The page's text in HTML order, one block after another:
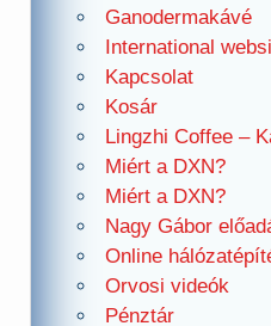
Ganodermakávé
International
Kapcsolat
Kosár
Lingzhi Coffee –
Miért a DXN?
Miért a DXN?
Nagy Gábor
Online
Orvosi videók
Pénztár